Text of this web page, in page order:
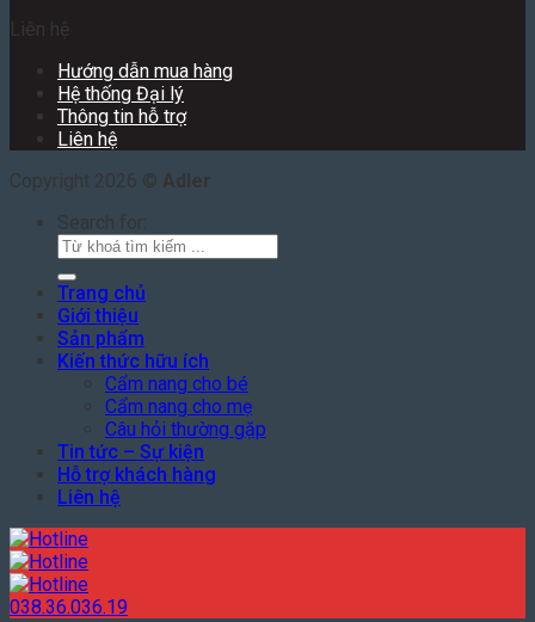
Liên hệ
Hướng dẫn mua hàng
Hệ thống Đại lý
Thông tin hỗ trợ
Liên hệ
Copyright 2026 © Adler
Search for:
Trang chủ
Giới thiệu
Sản phẩm
Kiến thức hữu ích
Cẩm nang cho bé
Cẩm nang cho mẹ
Câu hỏi thường gặp
Tin tức – Sự kiện
Hỗ trợ khách hàng
Liên hệ
038.36.036.19